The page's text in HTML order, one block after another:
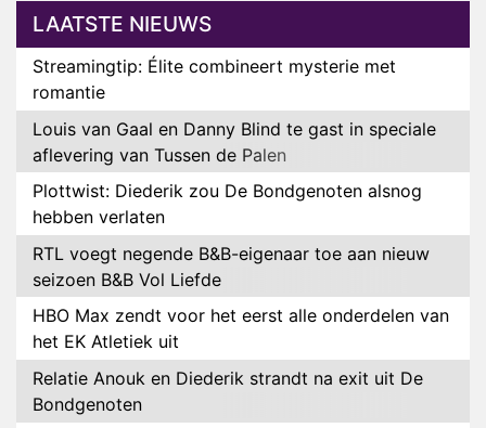
LAATSTE NIEUWS
Streamingtip: Élite combineert mysterie met
romantie
Louis van Gaal en Danny Blind te gast in speciale
aflevering van Tussen de Palen
Plottwist: Diederik zou De Bondgenoten alsnog
hebben verlaten
RTL voegt negende B&B-eigenaar toe aan nieuw
seizoen B&B Vol Liefde
HBO Max zendt voor het eerst alle onderdelen van
het EK Atletiek uit
Relatie Anouk en Diederik strandt na exit uit De
Bondgenoten